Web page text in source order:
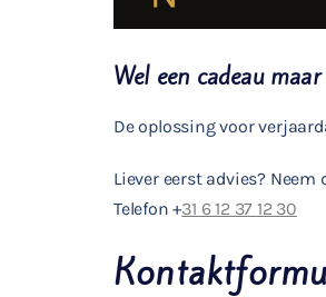
Wel een cadeau
De oplossing voor
Liever eerst advies?
Telefon +31 6 12 37 12 30